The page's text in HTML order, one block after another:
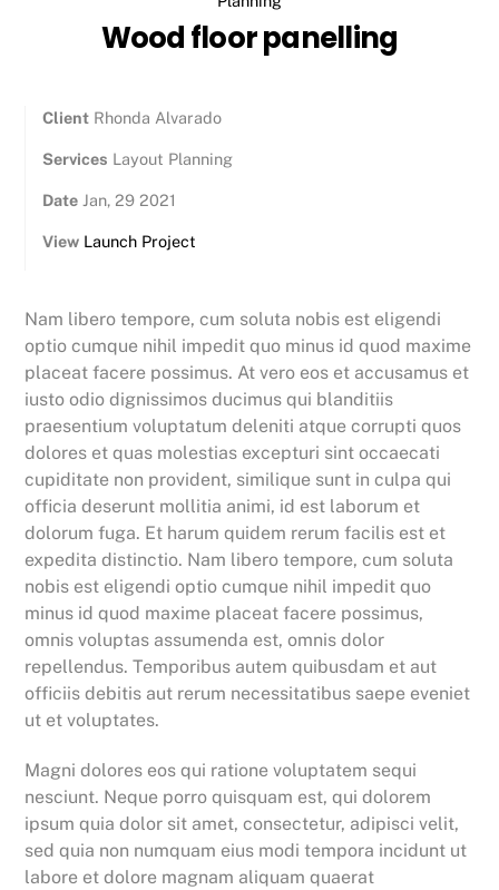
Wood floor panelling
ClientRhonda Alvarado
Services Layout Planning
DateJan, 29 2021
View Launch Project
Nam libero tempore, cum soluta nobis est eligendi
optio cumque nihil impedit quo minus id quod maxime
placeat facere possimus. At vero eos et accusamus et
iusto odio dignissimos ducimus qui blanditiis
praesentium voluptatum deleniti atque corrupti quos
dolores et quas molestias excepturi sint occaecati
cupiditate non provident, similique sunt in culpa qui
officia deserunt mollitia animi, id est laborum et
dolorum fuga. Et harum quidem rerum facilis est et
expedita distinctio. Nam libero tempore, cum soluta
nobis est eligendi optio cumque nihil impedit quo
minus id quod maxime placeat facere possimus,
omnis voluptas assumenda est, omnis dolor
repellendus. Temporibus autem quibusdam et aut
officiis debitis aut rerum necessitatibus saepe eveniet
ut et voluptates.
Magni dolores eos qui ratione voluptatem sequi
nesciunt. Neque porro quisquam est, qui dolorem
ipsum quia dolor sit amet, consectetur, adipisci velit,
sed quia non numquam eius modi tempora incidunt ut
labore et dolore magnam aliquam quaerat